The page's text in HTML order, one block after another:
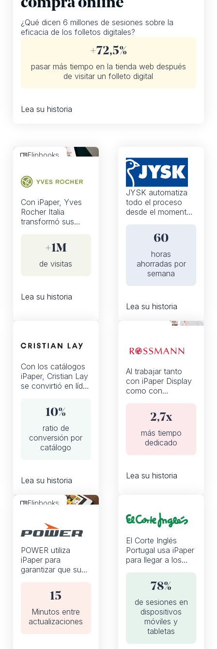
compra online
¿Qué dicen 6 millones de sesiones sobre la
eficacia de los folletos digitales?
+72,5%
pasar más tiempo en la tienda web después
de visitar un folleto digital
Lea su historia
Flipbooks
Con iPaper, Yves
Rocher Italia
transformó sus
las que se pueden
comprar desde
dispositivos
millón de visitas por
+1M
de visitas
Lea su historia
JYSK automatiza
todo el proceso
desde el momento
hasta la publicación
de los catálogos
online
60
horas
ahorradas por
semana
Lea su historia
Con los catálogos
iPaper, Cristian Lay
se convirtió en líder
industria de la
belleza.10%
ratio de
conversión por
catálogo
Lea su historia
Al trabajar tanto
con iPaper Display
como con
Rossmann no solo
ha transformado
sus tácticas de
promoción, sino
equipo de comercio
2,7x
más tiempo
dedicado
Lea su historia
Flipbooks
POWER utiliza
iPaper para
garantizar que sus
competitivos se
actualicen
automáticamente
en todos sus
15
Minutos entre
actualizaciones
El Corte Inglés
Portugal usa iPaper
para llegar a los
cualquier lugar,
momento y
dispositivo
78%
de sesiones en
dispositivos
móviles y
tabletas